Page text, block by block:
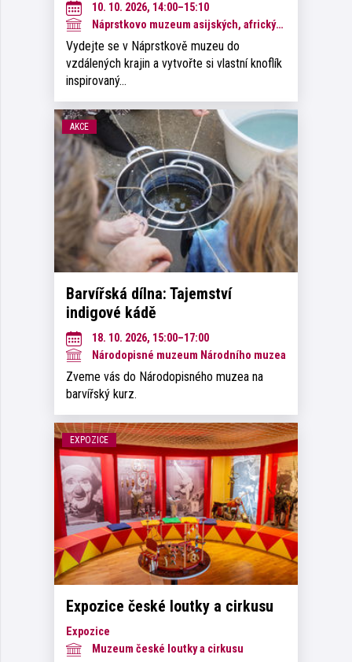
10. 10. 2026, 14:00–15:10
Náprstkovo muzeum asijských, afrických a amerických kultur
Vydejte se v Náprstkově muzeu do
vzdálených krajin a vytvořte si vlastní knoflík
inspirovaný…
AKCE
Barvířská dílna: Tajemství
indigové kádě
18. 10. 2026, 15:00–17:00
Národopisné muzeum Národního muzea
Zveme vás do Národopisného muzea na
barvířský kurz.
EXPOZICE
Expozice české loutky a cirkusu
Expozice
Muzeum české loutky a cirkusu